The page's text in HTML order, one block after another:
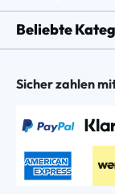
Beliebte
Sicher zahlen